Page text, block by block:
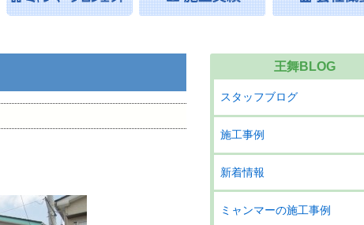
王舞BLOG
スタッフブログ
施工事例
新着情報
ミャンマーの施工事例